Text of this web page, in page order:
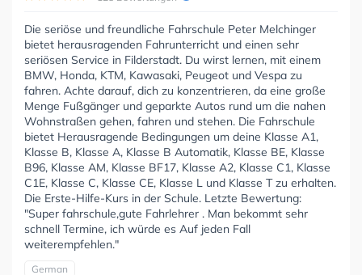
Die seriöse und freundliche Fahrschule Peter Melchinger
bietet herausragenden Fahrunterricht und einen sehr
seriösen Service in Filderstadt. Du wirst lernen, mit einem
BMW, Honda, KTM, Kawasaki, Peugeot und Vespa zu
fahren. Achte darauf, dich zu konzentrieren, da eine große
Menge Fußgänger und geparkte Autos rund um die nahen
Wohnstraßen gehen, fahren und stehen. Die Fahrschule
bietet Herausragende Bedingungen um deine Klasse A1,
Klasse B, Klasse A, Klasse B Automatik, Klasse BE, Klasse
B96, Klasse AM, Klasse BF17, Klasse A2, Klasse C1, Klasse
C1E, Klasse C, Klasse CE, Klasse L und Klasse T zu erhalten.
Die Erste-Hilfe-Kurs in der Schule. Letzte Bewertung:
"Super fahrschule,gute Fahrlehrer . Man bekommt sehr
schnell Termine, ich würde es Auf jeden Fall
weiterempfehlen."
German